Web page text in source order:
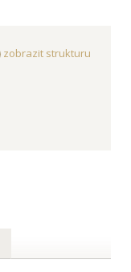
zobrazit strukturu